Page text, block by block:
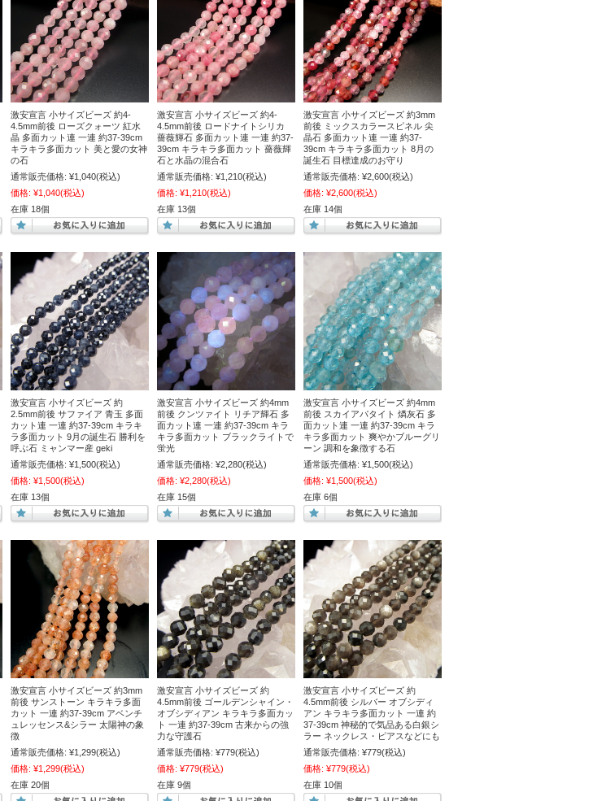
激安宣言 小サイズビーズ 約4-
4.5mm前後 ローズクォーツ 紅水
晶 多面カット連 一連 約37-39cm
キラキラ多面カット 美と愛の女神
の石
通常販売価格: ¥1,040(税込)
価格: ¥1,040(税込)
在庫 18個
激安宣言 小サイズビーズ 約4-
4.5mm前後 ロードナイトシリカ
薔薇輝石 多面カット連 一連 約37-
39cm キラキラ多面カット 薔薇輝
石と水晶の混合石
通常販売価格: ¥1,210(税込)
価格: ¥1,210(税込)
在庫 13個
激安宣言 小サイズビーズ 約3mm
前後 ミックスカラースピネル 尖
晶石 多面カット連 一連 約37-
39cm キラキラ多面カット 8月の
誕生石 目標達成のお守り
通常販売価格: ¥2,600(税込)
価格: ¥2,600(税込)
在庫 14個
激安宣言 小サイズビーズ 約
2.5mm前後 サファイア 青玉 多面
カット連 一連 約37-39cm キラキ
ラ多面カット 9月の誕生石 勝利を
呼ぶ石 ミャンマー産 geki
通常販売価格: ¥1,500(税込)
価格: ¥1,500(税込)
在庫 13個
激安宣言 小サイズビーズ 約4mm
前後 クンツァイト リチア輝石 多
面カット連 一連 約37-39cm キラ
キラ多面カット ブラックライトで
蛍光
通常販売価格: ¥2,280(税込)
価格: ¥2,280(税込)
在庫 15個
激安宣言 小サイズビーズ 約4mm
前後 スカイアパタイト 燐灰石 多
面カット連 一連 約37-39cm キラ
キラ多面カット 爽やかブルーグリ
ーン 調和を象徴する石
通常販売価格: ¥1,500(税込)
価格: ¥1,500(税込)
在庫 6個
激安宣言 小サイズビーズ 約3mm
前後 サンストーン キラキラ多面
カット 一連 約37-39cm アベンチ
ュレッセンス&シラー 太陽神の象
徴
通常販売価格: ¥1,299(税込)
価格: ¥1,299(税込)
在庫 20個
激安宣言 小サイズビーズ 約
4.5mm前後 ゴールデンシャイン・
オブシディアン キラキラ多面カッ
ト 一連 約37-39cm 古来からの強
力な守護石
通常販売価格: ¥779(税込)
価格: ¥779(税込)
在庫 9個
激安宣言 小サイズビーズ 約
4.5mm前後 シルバー オブシディ
アン キラキラ多面カット 一連 約
37-39cm 神秘的で気品ある白銀シ
ラー ネックレス・ピアスなどにも
通常販売価格: ¥779(税込)
価格: ¥779(税込)
在庫 10個